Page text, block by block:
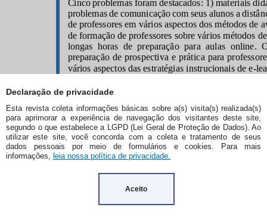
Declaração de privacidade
Esta revista coleta informações básicas sobre a(s) visita(s) realizada(s)
para aprimorar a experiência de navegação dos visitantes deste site,
segundo o que estabelece a LGPD (Lei Geral de Proteção de Dados). Ao
utilizar este site, você concorda com a coleta e tratamento de seus
dados pessoais por meio de formulários e cookies. Para mais
informações, leia nossa política de privacidade.
Aceito